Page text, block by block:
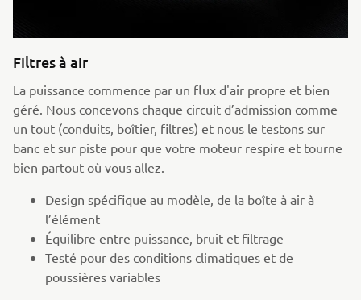
Filtres à air
La puissance commence par un flux d'air propre et bien
géré. Nous concevons chaque circuit d’admission comme
un tout (conduits, boîtier, filtres) et nous le testons sur
banc et sur piste pour que votre moteur respire et tourne
bien partout où vous allez.
Design spécifique au modèle, de la boîte à air à
l’élément
Équilibre entre puissance, bruit et filtrage
Testé pour des conditions climatiques et de
poussières variables